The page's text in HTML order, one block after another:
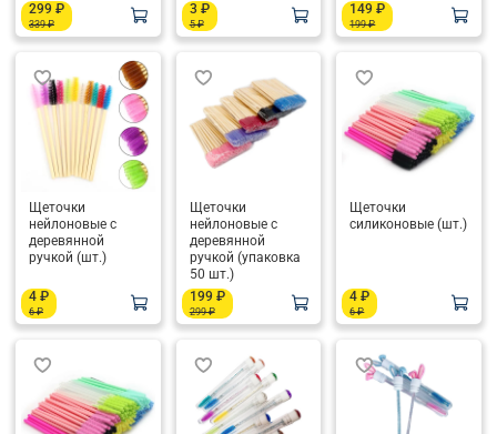
299 ₽
339 ₽
3 ₽
5 ₽
149 ₽
199 ₽
Щеточки
нейлоновые с
деревянной
ручкой (шт.)
4 ₽
6 ₽
Щеточки
нейлоновые с
деревянной
ручкой (упаковка
50 шт.)
199 ₽
299 ₽
Щеточки
силиконовые (шт.)
4 ₽
6 ₽